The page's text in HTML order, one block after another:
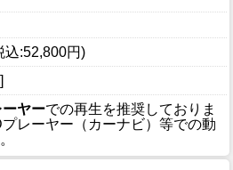
込:52,800円)
ヤーでの再生を推奨しておりま
レーヤー（カーナビ）等での動